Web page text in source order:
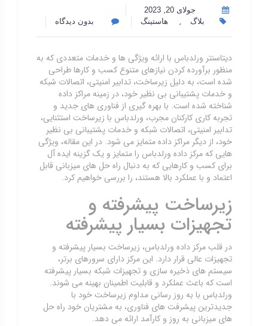
جولای 20, 2023
بلاگ
, هاستینگ بدون دیدگاه
دیتاسنتر ورلدباس با ارائه ویژگی ها و خدمات متعددی که به
منظور برآورده کردن نیازهای متنوع کسب و کارها طراحی
شده است، به دلیل زیرساخت، تدابیر امنیتی، اتصالات شبکه
و خدمات پشتیبانی بی نظیر خود، در زمینه مراکز داده
شناخته شده است. با بهره گیری از فناوری های جدید و
تجربه کاری کارکنان مجرب، ورلدباس با زیرساخت استثنایی،
تدابیر امنیتی، اتصالات شبکه و خدمات پشتیبانی بی نظیر
خود، از دیگر مراکز داده متمایز می شود. در این مقاله، ویژگی
هایی که مرکز داده ورلدباس را متمایز و یک گزینه ایده آل
برای کسب و کارهایی که به دنبال راه حل های میزبانی قابل
اعتماد و با عملکرد بالا هستند، را بررسی خواهیم کرد.
زیرساخت پیشرفته و
تجهیزات بسیار پیشرفته
در قلب مرکز داده ورلدباس، زیرساخت بسیار پیشرفته و
تجهیزات عالی قرار دارد. این مرکز دارای سرورهای برتر،
سیستم های ذخیره سازی و تجهیزات شبکه بسیار پیشرفته
است که باعث عملکرد و قابلیت اطمینان بهینه می شوند.
ورلدباس با به روز رسانی مداوم زیرساخت خود با
جدیدترین پیشرفت های فناوری، به مشتریان خود راه حل
های میزبانی به روز و کارآمد ارائه می دهد.